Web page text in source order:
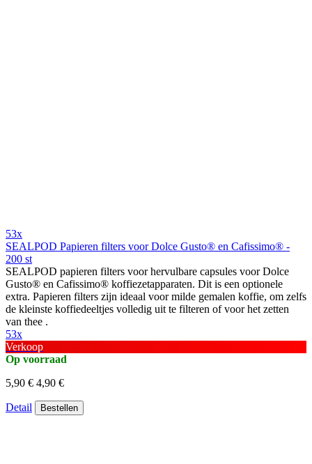
53x
SEALPOD Papieren filters voor Dolce Gusto® en Cafissimo® -
200 st
SEALPOD papieren filters voor hervulbare capsules voor Dolce
Gusto® en Cafissimo® koffiezetapparaten. Dit is een optionele
extra. Papieren filters zijn ideaal voor milde gemalen koffie, om zelfs
de kleinste koffiedeeltjes volledig uit te filteren of voor het zetten
van thee .
53x
Verkoop
Op voorraad
5,90 € 4,90 €
Detail Bestellen